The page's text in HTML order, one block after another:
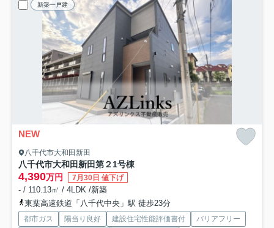
新築一戸建
NEW
八千代市大和田新田
八千代市大和田新田第２1号棟
4,390万円 7月30日 値下げ
- / 110.13㎡ / 4LDK /新築
東葉高速鉄道「八千代中央」駅 徒歩23分
都市ガス 陽当り良好 建設住宅性能評価書付
バリアフリー